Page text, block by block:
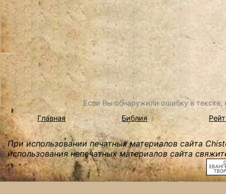
Если Вы обнаружили ошибку в
Главная
Библия
При использовании печатных материалов сайта
использования непечатных материалов сайта